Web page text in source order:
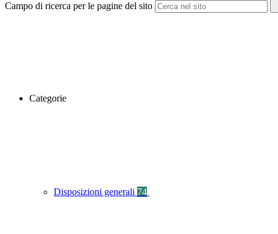
Campo di ricerca per le pagine del sito
Categorie
Disposizioni generali 74